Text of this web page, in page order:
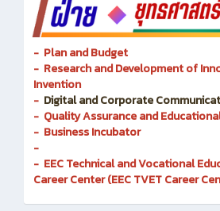
- Plan and Budget
- Research and Development of
Invention
- Digital and Corporate
- Quality Assurance and Educational
- Business Incubator
-
- EEC Technical and Vocational
Career Center (EEC TVET Career